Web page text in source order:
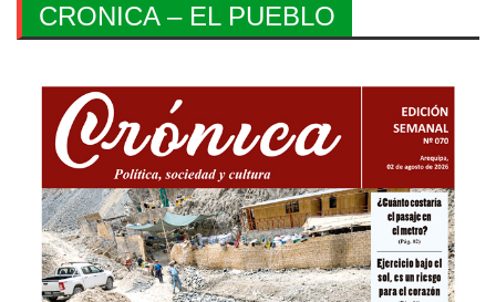
CRONICA – EL PUEBLO